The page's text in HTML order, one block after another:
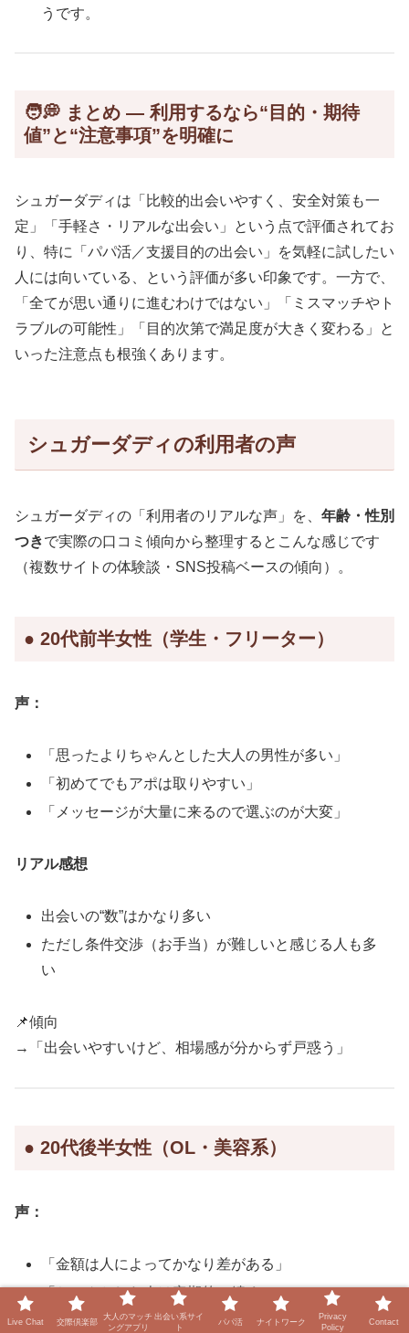
うです。
🧑‍💭 まとめ — 利用するなら“目的・期待
値”と“注意事項”を明確に
シュガーダディは「比較的出会いやすく、安全対策も一
定」「手軽さ・リアルな出会い」という点で評価されてお
り、特に「パパ活／支援目的の出会い」を気軽に試したい
人には向いている、という評価が多い印象です。一方で、
「全てが思い通りに進むわけではない」「ミスマッチやト
ラブルの可能性」「目的次第で満足度が大きく変わる」と
いった注意点も根強くあります。
シュガーダディの利用者の声
シュガーダディの「利用者のリアルな声」を、 年齢・性別
つきで実際の口コミ傾向から整理するとこんな感じです
（複数サイトの体験談・SNS投稿ベースの傾向）。
● 20代前半女性（学生・フリーター）
声：
「思ったよりちゃんとした大人の男性が多い」
「初めてでもアポは取りやすい」
「メッセージが大量に来るので選ぶのが大変」
リアル感想
出会いの“数”はかなり多い
ただし条件交渉（お手当）が難しいと感じる人も多
い
📌傾向
→「出会いやすいけど、相場感が分からず戸惑う」
● 20代後半女性（OL・美容系）
声：
「金額は人によってかなり差がある」
「ちゃんとした人は定期的に続く」
「ケチな人も普通にいる」
Live Chat 交際倶楽部
大人のマッチ
ングアプリ
出会い系サイ
ト
パパ活 ナイトワーク
Privacy
Policy
Contact